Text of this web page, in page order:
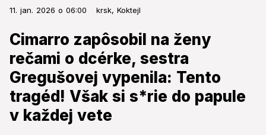
11. jan. 2026 o 06:00 krsk, Koktejl
Cimarro zapôsobil na ženy
rečami o dcérke, sestra
Gregušovej vypenila: Tento
tragéd! Však si s*rie do papule
v každej vete
Cimarro zapôsobil na ženy rečami
o dcérke, sestra Gregušovej
vypenila: Tento tragéd! Však si
s*rie do papule v každej vete
Okamžite prišla reakcia.